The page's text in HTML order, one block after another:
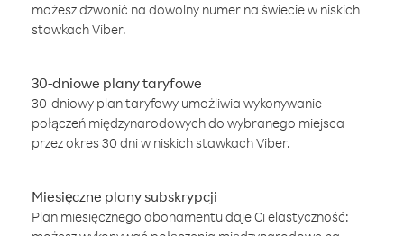
możesz dzwonić na dowolny numer na świecie w niskich
stawkach Viber.
30-dniowe plany taryfowe
30-dniowy plan taryfowy umożliwia wykonywanie
połączeń międzynarodowych do wybranego miejsca
przez okres 30 dni w niskich stawkach Viber.
Miesięczne plany subskrypcji
Plan miesięcznego abonamentu daje Ci elastyczność: